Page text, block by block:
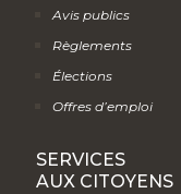
Avis publics
Règlements
Élections
Offres d’emploi
SERVICES
AUX CITOYENS